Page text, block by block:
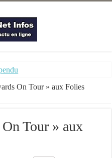
– Revue trimestrielle
On Tour » aux Folies
Tour » aux